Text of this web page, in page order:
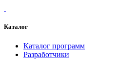
Каталог
Каталог программ
Разработчики